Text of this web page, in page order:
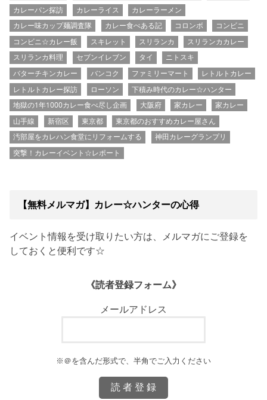
カレーパン探訪
カレーライス
カレーラーメン
カレー味カップ麺調査隊
カレー食べある記 コロンボ
コンビニ
コンビニ☆カレー飯
スキレット スリランカ
スリランカカレー
スリランカ料理
セブンイレブン タイ
ニトスキ
バターチキンカレー
バンコク ファミリーマート
レトルトカレー
レトルトカレー探訪
ローソン
下積み時代のカレー☆ハンター
地獄の1年1000カレー食べ尽し企画
大阪府 家カレー
家カレー
山手線
新宿区 東京都
東京都のおすすめカレー屋さん
汚部屋をカレハン食堂にリフォームする
神田カレーグランプリ
突撃！カレーイベント☆レポート
【無料メルマガ】カレー☆ハンターの心得
イベント情報を受け取りたい方は、メルマガにご登録を
しておくと便利です☆
《読者登録フォーム》
メールアドレス
※＠を含んだ形式で、半角でご入力ください